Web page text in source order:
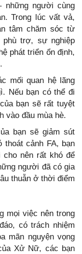
người cùng
Trong lúc vất vả,
tâm chăm sóc từ
phù trợ, sự nghiệp
phát triển ổn định,
mối quan hệ lãng
Nếu bạn có thể đi
bạn sẽ rất tuyệt
vào đầu mùa hè.
bạn sẽ giảm sút
thoát cảnh FA, bạn
nên rất khó để
người đã có gia
thuẫn ở thời điểm
mọi việc nên trong
có trách nhiệm
mãn nguyện vọng
Xử Nữ, các bạn